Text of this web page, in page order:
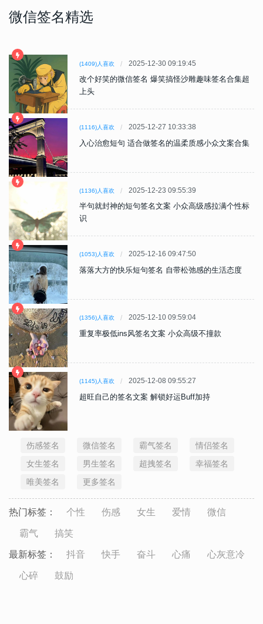
微信签名精选
(1409)人喜欢 2025-12-30 09:19:45
改个好笑的微信签名 爆笑搞怪沙雕趣味签名合集超
上头
(1116)人喜欢 2025-12-27 10:33:38
入心治愈短句 适合做签名的温柔质感小众文案合集
(1136)人喜欢 2025-12-23 09:55:39
半句就封神的短句签名文案 小众高级感拉满个性标
识
(1053)人喜欢 2025-12-16 09:47:50
落落大方的快乐短句签名 自带松弛感的生活态度
(1356)人喜欢 2025-12-10 09:59:04
重复率极低ins风签名文案 小众高级不撞款
(1145)人喜欢 2025-12-08 09:55:27
超旺自己的签名文案 解锁好运Buff加持
伤感签名 微信签名 霸气签名
情侣签名
女生签名
男生签名 超拽签名
幸福签名
唯美签名
更多签名
热门标签： 个性 伤感 女生 爱情 微信
霸气 搞笑
最新标签： 抖音 快手 奋斗 心痛 心灰意冷
心碎 鼓励